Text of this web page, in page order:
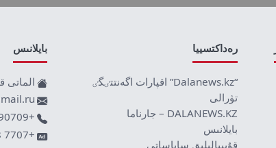
رەداكتسييا
“Dalanews.kz” اقپارات اگەنتتٸگٸ
تۋرالى
DALANEWS.KZ – جارناما
بايلانىس
قۇپييالىلىق ساياساتى
بايلانىس
الماتى
+77019590709
+7707 878 8589